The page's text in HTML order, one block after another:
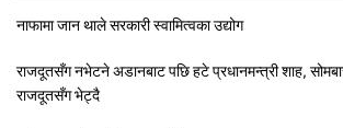
नाफामा जान थाले सरकारी स्वामित्वका उद्योग
राजदूतसँग नभेटने अडानबाट पछि हटे प्रधानमन्त्री शाह,
राजदूतसँग भेट्दै